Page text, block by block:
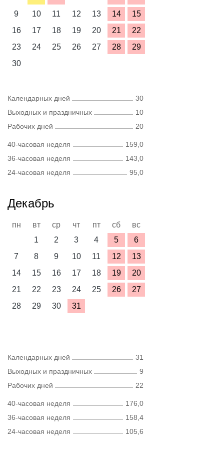
9
10 11 12 13 14
15
16
17 18 19 20 21
22
23
24 25 26 27 28
29
30
Календарных дней
30
Выходных и праздничных
10
Рабочих дней
20
40-часовая неделя
159,0
36-часовая неделя
143,0
24-часовая неделя
95,0
Декабрь
пн вт ср чт пт сб
вс
1
2 3 4 5
6
7
8 9 10 11 12
13
14
15 16 17 18 19
20
21
22 23 24 25 26
27
28
29 30 31
Календарных дней
31
Выходных и праздничных
9
Рабочих дней
22
40-часовая неделя
176,0
36-часовая неделя
158,4
24-часовая неделя
105,6